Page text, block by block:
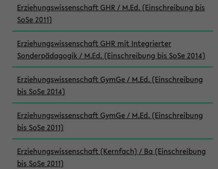
Erziehungswissenschaft GHR / M.Ed. (Einschreibung bis
SoSe 2011)
Erziehungswissenschaft GHR mit Integrierter
Sonderpädagogik / M.Ed. (Einschreibung bis SoSe 2014)
Erziehungswissenschaft GymGe / M.Ed. (Einschreibung
bis SoSe 2014)
Erziehungswissenschaft GymGe / M.Ed. (Einschreibung
bis SoSe 2011)
Erziehungswissenschaft (Kernfach) / Ba (Einschreibung
bis SoSe 2011)